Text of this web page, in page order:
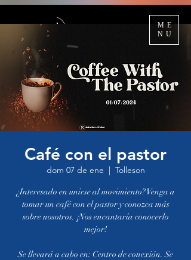
ME
NU
Café con el pastor
dom 07 de ene
  |
Tolleson
¿Interesado en unirse al movimiento? Venga a
tomar un café con el pastor y conozca más
sobre nosotros. ¡Nos encantaría conocerlo
mejor!
Se llevará a cabo en: Centro de conexión. Se